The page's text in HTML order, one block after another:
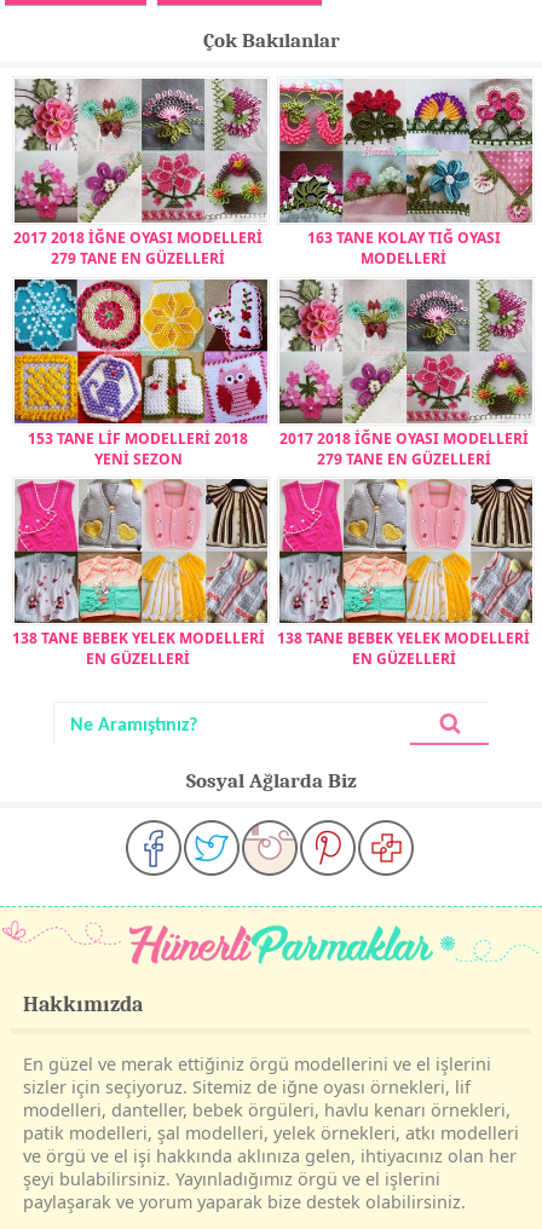
Çok Bakılanlar
2017 2018 İĞNE OYASI MODELLERİ
279 TANE EN GÜZELLERİ
163 TANE KOLAY TIĞ OYASI
MODELLERİ
153 TANE LİF MODELLERİ 2018
YENİ SEZON
2017 2018 İĞNE OYASI MODELLERİ
279 TANE EN GÜZELLERİ
138 TANE BEBEK YELEK MODELLERİ
EN GÜZELLERİ
138 TANE BEBEK YELEK MODELLERİ
EN GÜZELLERİ
Sosyal Ağlarda Biz
Hakkımızda
En güzel ve merak ettiğiniz örgü modellerini ve el işlerini
sizler için seçiyoruz. Sitemiz de iğne oyası örnekleri, lif
modelleri, danteller, bebek örgüleri, havlu kenarı örnekleri,
patik modelleri, şal modelleri, yelek örnekleri, atkı modelleri
ve örgü ve el işi hakkında aklınıza gelen, ihtiyacınız olan her
şeyi bulabilirsiniz. Yayınladığımız örgü ve el işlerini
paylaşarak ve yorum yaparak bize destek olabilirsiniz.